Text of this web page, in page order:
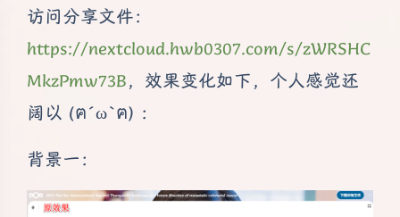
访问分享文件：
https://nextcloud.hwb0307.com/s/zWRSHC
MkzPmw73B，效果变化如下，个人感觉还
阔以 (ฅ´ω`ฅ) ：
背景一：